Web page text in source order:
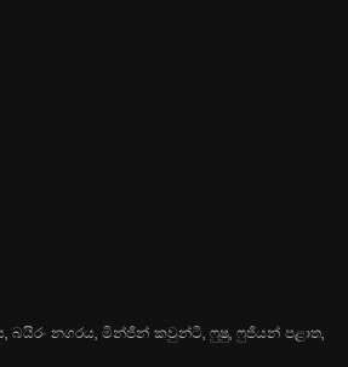
බයිරං නගරය, මින්ජින් කවුන්ටි, ෆුෂු, ෆුජියන් පළාත,